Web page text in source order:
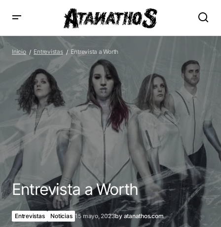
Inicio Entrevistas Entrevista a Worth
Entrevista a Worth
Entrevistas Noticias 15 mayo, 2023by atanathos.com